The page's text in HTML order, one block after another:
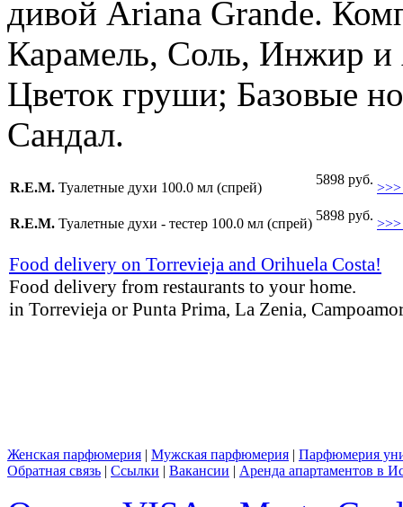
дивой Ariana Grande.
Карамель, Соль, Инжир и
Цветок груши; Базовые
Сандал.
R.E.M. Туалетные духи 100.0 мл (спрей)
5898 руб.
R.E.M. Туалетные духи - тестер 100.0 мл (спрей)
5898 руб.
Food delivery on Torrevieja and Orihuela Costa!
Food delivery from restaurants to your home.
in Torrevieja or Punta Prima, La Zenia,
Женская парфюмерия | Мужская парфюмерия | Парфюмерия
Обратная связь | Ссылки | Вакансии | Аренда апартаментов в